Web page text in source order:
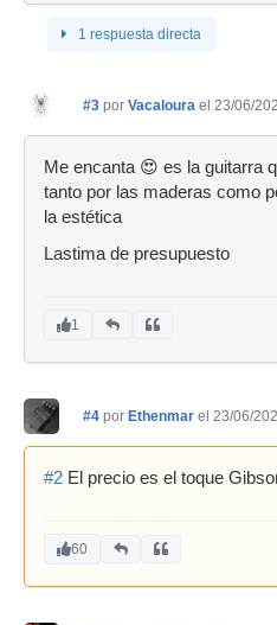
1 respuesta directa
#3 por Vacaloura el 23/06/
Me encanta 😍 es la guitarra
tanto por las maderas como
la estética
Lastima de presupuesto
1
#4 por Ethenmar el 23/06/
#2 El precio es el toque
60